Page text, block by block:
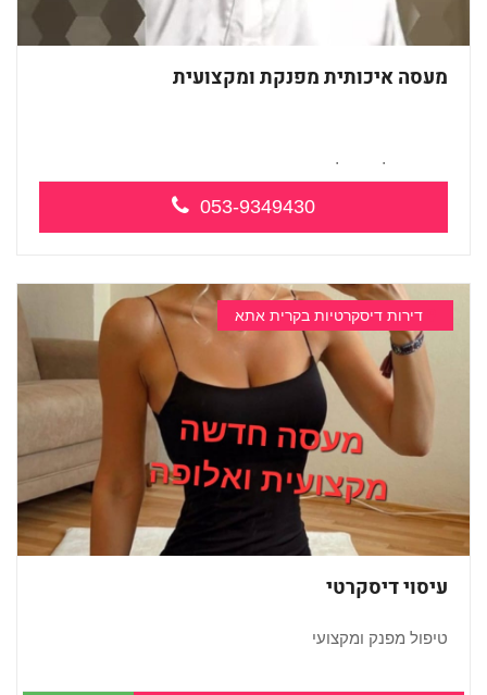
מעסה איכותית מפנקת ומקצועית
מעסה אלופה כל סוגי העיסויים מעסה מקצו...
053-9349430
דירות דיסקרטיות בקרית אתא
עיסוי דיסקרטי
טיפול מפנק ומקצועי